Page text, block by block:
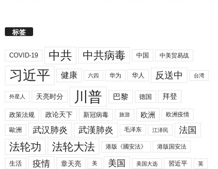
标签
COVID-19 中共 中共病毒 中国 中美贸易战
习近平 健康 六四 华为 华人 反送中 台湾
外星人 天亮时分 川普 巴黎 德国 拜登
政策法规 政论天下 新冠病毒 旅游 欧洲 欧洲疫情
歐洲 武汉肺炎 武漢肺炎 毛泽东 江泽民 法国
法轮功 法轮大法 港版《國安法》 港版国安法
生活 疫情 章天亮 美 美国 美国大选 習近平 英